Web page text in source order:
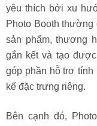
yêu thích bởi xu
Photo Booth
sản phẩm, thương
gắn kết và tạo
góp phần hỗ trợ
kế đặc trưng riêng.
Bên cạnh đó,